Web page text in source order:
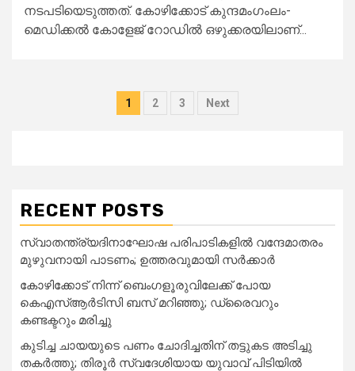
നടപടിയെടുത്തത്. കോഴിക്കോട് കുന്ദമംഗംലം-
മെഡിക്കൽ കോളേജ് റോഡിൽ ഒഴുക്കരയിലാണ്...
Posts
1 2 3 Next
RECENT POSTS
സ്വാതന്ത്ര്യദിനാഘോഷ പരിപാടികളിൽ വന്ദേമാതരം
മുഴുവനായി പാടണം; ഉത്തരവുമായി സർക്കാർ
കോഴിക്കോട് നിന്ന് ബെംഗളൂരുവിലേക്ക് പോയ
കെഎസ്ആർടിസി ബസ് മറിഞ്ഞു; ഡ്രൈവറും
കണ്ടക്ടറും മരിച്ചു
കുടിച്ച ചായയുടെ പണം ചോദിച്ചതിന് തട്ടുകട അടിച്ചു
തകർത്തു; തിരൂർ സ്വദേശിയായ യുവാവ് പിടിയിൽ